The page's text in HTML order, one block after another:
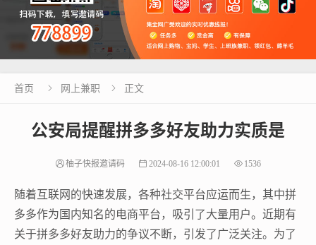
首页  网上兼职  正文
公安局提醒拼多多好友助力实质是
柚子快报邀请码 2024-08-16 12:00:01 1536
随着互联网的快速发展，各种社交平台应运而生，其中拼
多多作为国内知名的电商平台，吸引了大量用户。近期有
关于拼多多好友助力的争议不断，引发了广泛关注。为了